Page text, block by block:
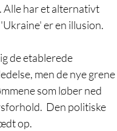
Alle har et alternativt
er en illusion.
de etablerede
men de nye grene
som løber ned
Den politiske
op.